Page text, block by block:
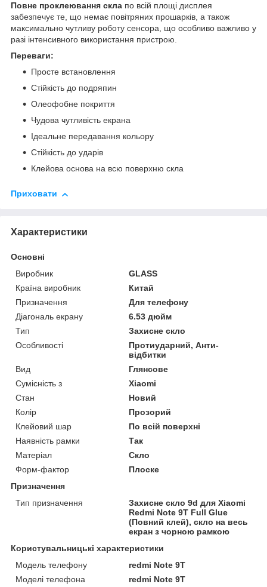
Повне проклеювання скла по всій площі дисплея
забезпечує те, що немає повітряних прошарків, а також
максимально чутливу роботу сенсора, що особливо важливо у
разі інтенсивного використання пристрою.
Переваги:
Просте встановлення
Стійкість до подряпин
Олеофобне покриття
Чудова чутливість екрана
Ідеальне передавання кольору
Стійкість до ударів
Клейова основа на всю поверхню скла
Приховати
Характеристики
Основні
Виробник
GLASS
Країна виробник
Китай
Призначення
Для телефону
Діагональ екрану
6.53 дюйм
Тип
Захисне скло
Особливості
Протиударний, Анти-
відбитки
Вид
Глянсове
Сумісність з
Xiaomi
Стан
Новий
Колір
Прозорий
Клейовий шар
По всій поверхні
Наявність рамки
Так
Матеріал
Скло
Форм-фактор
Плоске
Призначення
Тип призначення
Захисне скло 9d для Xiaomi
Redmi Note 9T Full Glue
(Повний клей), скло на весь
екран з чорною рамкою
Користувальницькі характеристики
Модель телефону
redmi Note 9T
Моделі телефона
redmi Note 9T